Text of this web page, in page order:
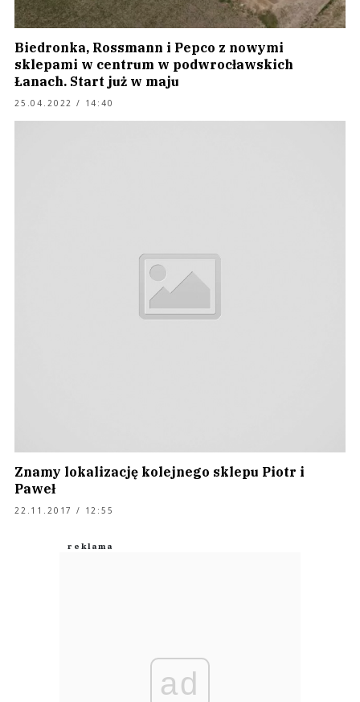
Biedronka, Rossmann i Pepco z nowymi
sklepami w centrum w podwrocławskich
Łanach. Start już w maju
25.04.2022 / 14:40
Znamy lokalizację kolejnego sklepu Piotr i
Paweł
22.11.2017 / 12:55
ad